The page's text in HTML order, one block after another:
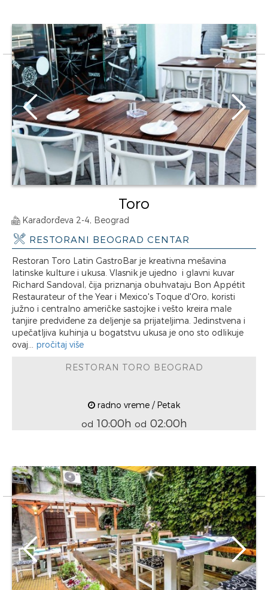
Toro
Karađorđeva 2-4, Beograd
RESTORANI BEOGRAD CENTAR
Restoran Toro Latin GastroBar je kreativna mešavina
latinske kulture i ukusa. Vlasnik je ujedno i glavni kuvar
Richard Sandoval, čija priznanja obuhvataju Bon Appétit
Restaurateur of the Year i Mexico's Toque d'Oro, koristi
južno i centralno američke sastojke i vešto kreira male
tanjire predviđene za deljenje sa prijateljima. Jedinstvena i
upečatljiva kuhinja u bogatstvu ukusa je ono sto odlikuje
ovaj... pročitaj više
RESTORAN TORO BEOGRAD
radno vreme / Petak
od 10:00h od 02:00h